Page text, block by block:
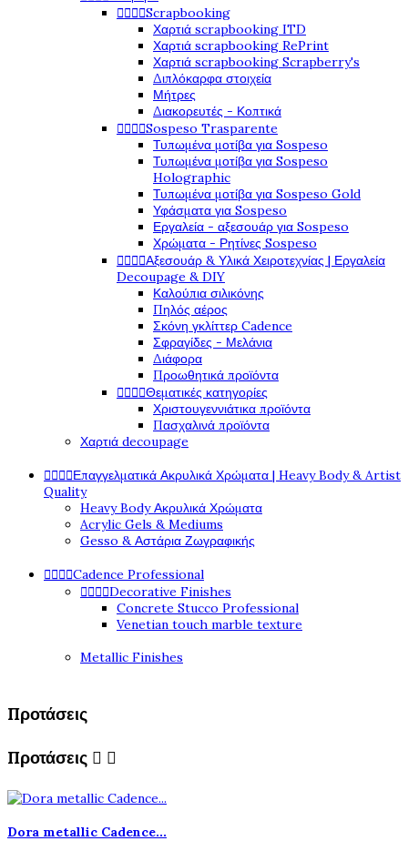
   Scrapbooking
Χαρτιά scrapbooking ITD
Χαρτιά scrapbooking RePrint
Χαρτιά scrapbooking Scrapberry's
Διπλόκαρφα στοιχεία
Μήτρες
Διακορευτές - Κοπτικά
   Sospeso Trasparente
Τυπωμένα μοτίβα για Sospeso
Τυπωμένα μοτίβα για Sospeso
Holographic
Τυπωμένα μοτίβα για Sospeso Gold
Υφάσματα για Sospeso
Εργαλεία - αξεσουάρ για Sospeso
Χρώματα - Ρητίνες Sospeso
   Αξεσουάρ & Υλικά Χειροτεχνίας | Εργαλεία
Decoupage & DIY
Καλούπια σιλικόνης
Πηλός αέρος
Σκόνη γκλίττερ Cadence
Σφραγίδες - Μελάνια
Διάφορα
Προωθητικά προϊόντα
   Θεματικές κατηγορίες
Χριστουγεννιάτικα προϊόντα
Πασχαλινά προϊόντα
Χαρτιά decoupage
   Επαγγελματικά Ακρυλικά Χρώματα | Heavy Body & Artist
Quality
Heavy Body Ακρυλικά Χρώματα
Acrylic Gels & Mediums
Gesso & Αστάρια Ζωγραφικής
   Cadence Professional
   Decorative Finishes
Concrete Stucco Professional
Venetian touch marble texture
Metallic Finishes
Προτάσεις
Προτάσεις  
Dora metallic Cadence...